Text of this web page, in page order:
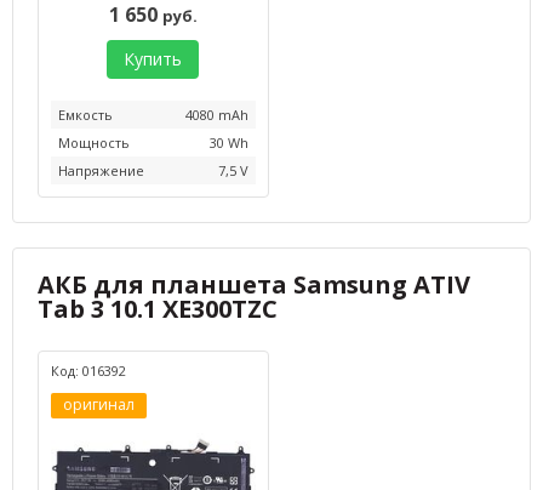
1 650 руб.
Купить
Емкость
4080 mAh
Мощность
30 Wh
Напряжение
7,5 V
АКБ для планшета Samsung ATIV
Tab 3 10.1 XE300TZC
Код: 016392
оригинал